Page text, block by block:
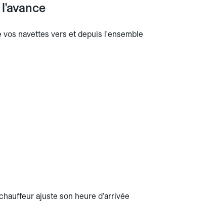
navettes vers et depuis l'ensemble
ajuste son heure d'arrivée